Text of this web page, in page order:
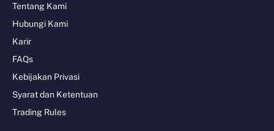
Tentang Kami
Hubungi Kami
Karir
FAQs
Kebijakan Privasi
Syarat dan Ketentuan
Trading Rules